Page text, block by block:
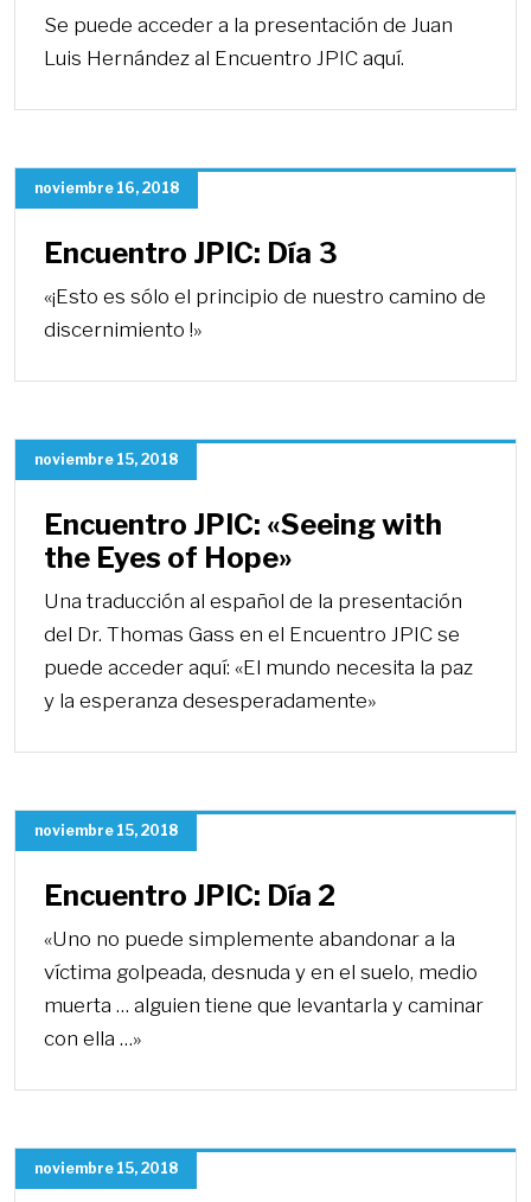
Se puede acceder a la presentación de Juan
Luis Hernández al Encuentro JPIC aquí.
noviembre 16, 2018
Encuentro JPIC: Día 3
«¡Esto es sólo el principio de nuestro camino de
discernimiento !»
noviembre 15, 2018
Encuentro JPIC: «Seeing with
the Eyes of Hope»
Una traducción al español de la presentación
del Dr. Thomas Gass en el Encuentro JPIC se
puede acceder aquí: «El mundo necesita la paz
y la esperanza desesperadamente»
noviembre 15, 2018
Encuentro JPIC: Día 2
«Uno no puede simplemente abandonar a la
víctima golpeada, desnuda y en el suelo, medio
muerta … alguien tiene que levantarla y caminar
con ella …»
noviembre 15, 2018